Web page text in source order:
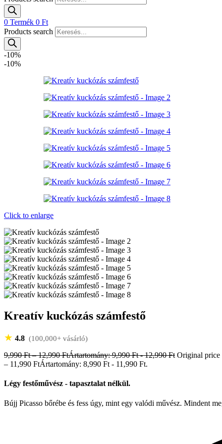
0 Termék 0 Ft
Products search
-10%
-10%
Click to enlarge
Kreatív kuckózás számfestő
★ 4.8 (100,000+ vásárló)
9,990Ft – 12,990FtÁrtartomány: 9,990 Ft - 12,990 Ft Original price
– 11,990 FtÁrtartomány: 8,990 Ft - 11,990 Ft.
Légy festőművész - tapasztalat nélkül.
Bújj Picasso bőrébe és fess úgy, mint egy valódi művész. Mindent